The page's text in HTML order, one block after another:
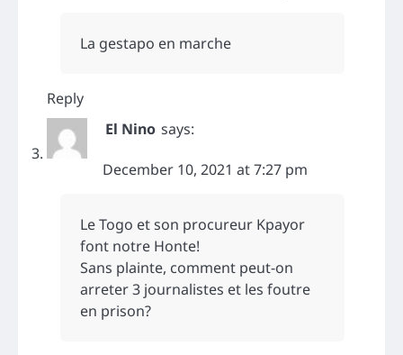
La gestapo en marche
Reply
El Nino says:
December 10, 2021 at 7:27 pm
Le Togo et son procureur Kpayor
font notre Honte!
Sans plainte, comment peut-on
arreter 3 journalistes et les foutre
en prison?